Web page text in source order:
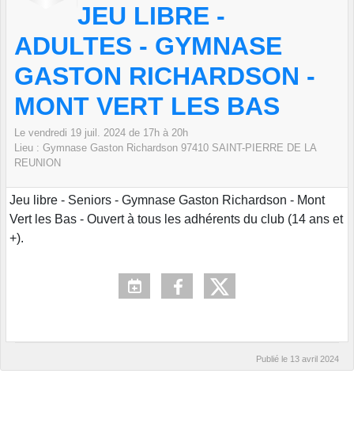
JEU LIBRE -
ADULTES - GYMNASE
GASTON RICHARDSON -
MONT VERT LES BAS
Le vendredi 19 juil. 2024 de 17h à 20h
Lieu : Gymnase Gaston Richardson 97410 SAINT-PIERRE DE LA
REUNION
Jeu libre - Seniors - Gymnase Gaston Richardson - Mont
Vert les Bas - Ouvert à tous les adhérents du club (14 ans et
+).
Publié le 13 avril 2024